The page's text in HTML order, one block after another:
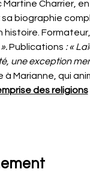
Charrier, en
biographie
histoire.
Publications : «
une exception
à Marianne, qui
des religions